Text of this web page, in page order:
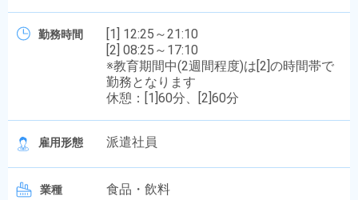
勤務時間
[1] 12:25～21:10
[2] 08:25～17:10
※教育期間中(2週間程度)は[2]の時間帯で
勤務となります
休憩：[1]60分、[2]60分
雇用形態 派遣社員
業種 食品・飲料